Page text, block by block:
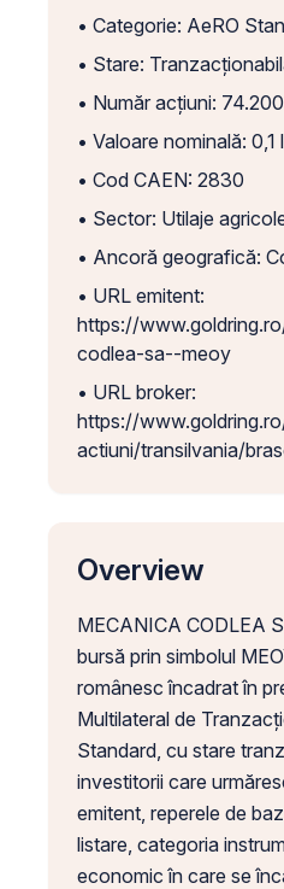
• Categorie: AeRO
• Stare:
• Număr acțiuni:
• Valoare nominală: 0,1
• Cod CAEN: 2830
• Sector: Utilaje
• Ancoră geografică:
• URL emitent:
https://
codlea-sa--meoy
• URL broker:
https://
actiuni/transilvania/
Overview
MECANICA CODLEA
bursă prin simbolul
românesc încadrat în
Multilateral de
Standard, cu stare
investitorii care
emitent, reperele de
listare, categoria
economic în care se